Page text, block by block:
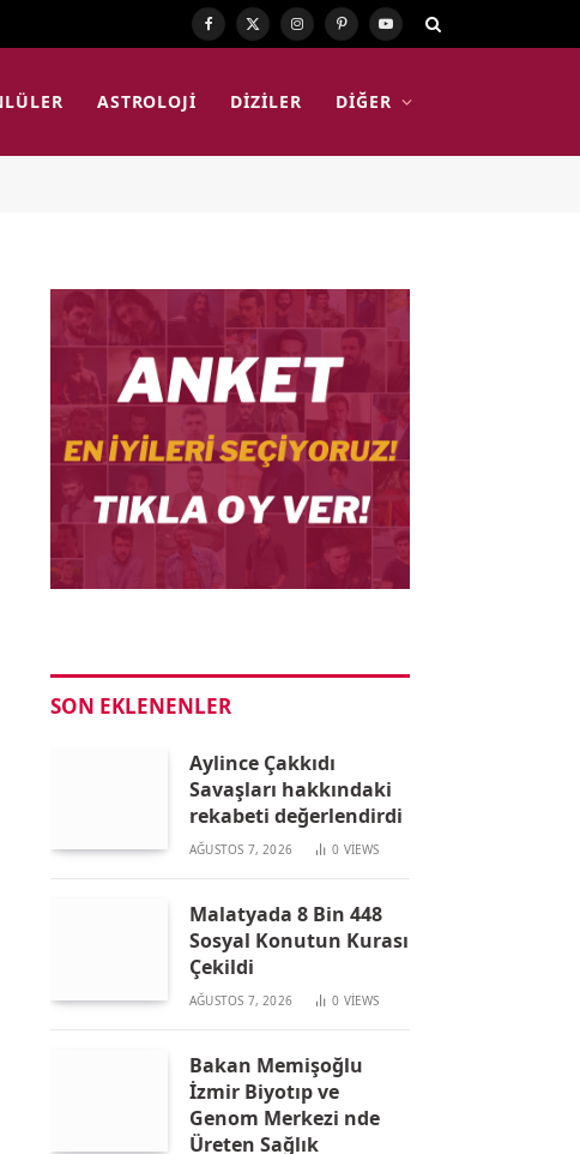
Facebook
X
Instagram
PinterestYouTube
ASTROLOJI DIZILER DIĞER
SON EKLENENLER
Aylince Çakkıdı
Savaşları hakkındaki
rekabeti değerlendirdi
AĞUSTOS 7, 2026 0 VIEWS
Malatyada 8 Bin 448
Sosyal Konutun Kurası
Çekildi
AĞUSTOS 7, 2026 0 VIEWS
Bakan Memişoğlu
İzmir Biyotıp ve
Genom Merkezi nde
Üreten Sağlık